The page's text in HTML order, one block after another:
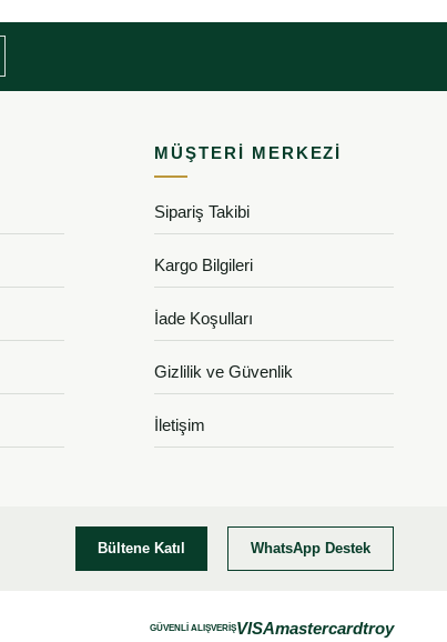
MÜŞTERI MERKEZI
Sipariş Takibi
Kargo Bilgileri
İade Koşulları
Gizlilik ve Güvenlik
İletişim
Bültene Katıl WhatsApp Destek
GÜVENLİ ALIŞVERİŞVISAmastercardtroy